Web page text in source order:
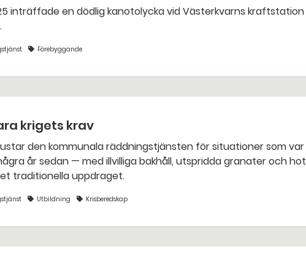
Förebyggande
krigets krav
år sedan — med illvilliga bakhåll, utspridda granater och hot
traditionella uppdraget.
Utbildning Krisberedskap